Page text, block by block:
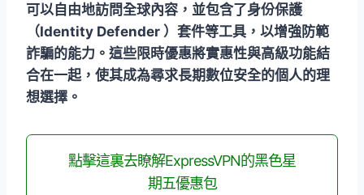
可以自由地訪問全球內容，並包含了身份保護
（Identity Defender ）套件等工具，以增強防範
詐騙的能力。這些限時優惠將實惠性與高級功能結
合在一起，使其成為尋求長期數位安全的個人的理
想選擇。
點擊這裏去瞭解ExpressVPN的黑色星
期五優惠包